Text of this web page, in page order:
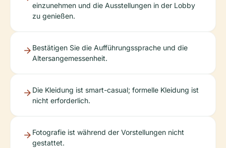
einzunehmen und die Ausstellungen in der Lobby
zu genießen.
Bestätigen Sie die Aufführungssprache und die
Altersangemessenheit.
Die Kleidung ist smart-casual; formelle Kleidung ist
nicht erforderlich.
Fotografie ist während der Vorstellungen nicht
gestattet.